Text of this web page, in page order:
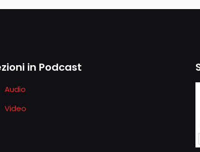
in Podcast
Audio
Video